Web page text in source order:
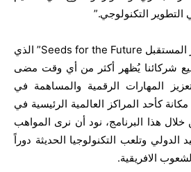
التطوير التكنولوجي.”
وبالتالي فإن برنامج “بذور المستقبل Seeds for the Future” الذي
شركائنا يُظهر أكثر من أي وقت مضى
المهارات الرقمية والمساهمة في
كأحد المراكز العالمية الرئيسية في
خلال هذا البرنامج، نود أن نرى المواهب
الدولي وتلعب التكنولوجيا الحديثة دوراً
الافريقية.